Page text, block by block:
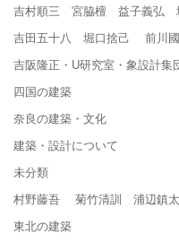
吉村順三 宮脇檀 益子義弘
吉田五十八 堀口捨己 前川
吉阪隆正・U研究室・象設計集
四国の建築
奈良の建築・文化
建築・設計について
未分類
村野藤吾 菊竹清訓 浦辺鎮
東北の建築